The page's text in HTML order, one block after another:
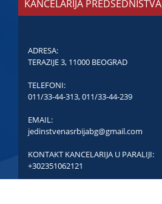
KANCELARIJA PREDSEDNIŠTVA
ADRESA:
TERAZIJE 3, 11000 BEOGRAD
TELEFONI:
011/33-44-313,011/33-44-239
EMAIL:
jedinstvenasrbijabg@gmail.com
KONTAKT KANCELARIJA U PARALIJI:
+302351062121